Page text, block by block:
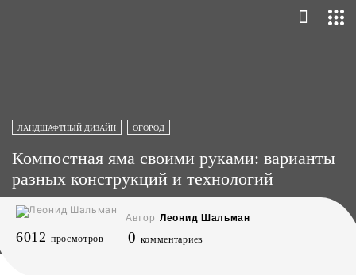
ЛАНДШАФТНЫЙ ДИЗАЙН ОГОРОД
Компостная яма своими руками: варианты
разных конструкций и технологий
Автор Леонид Шальман
6012 просмотров 0 комментариев